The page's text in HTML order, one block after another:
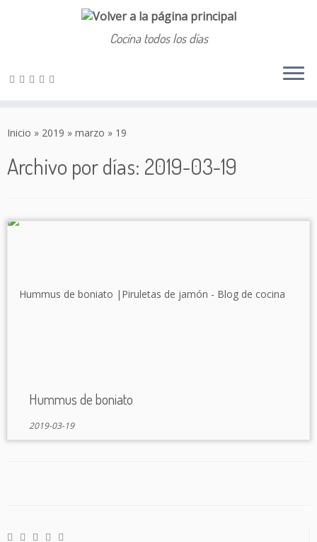
Cocina todos los días
Inicio » 2019 » marzo » 19
Archivo por días: 2019-03-19
Hummus de boniato
2019-03-19